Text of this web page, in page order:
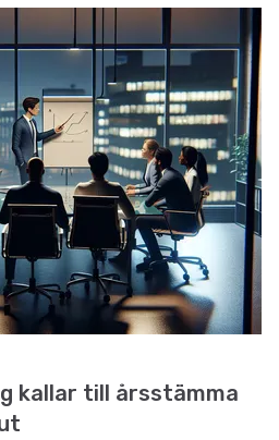
kallar till årsstämma